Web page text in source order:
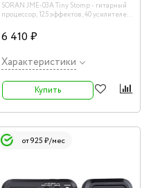
SORAN JME-03A Tiny Stomp - гитарный
процессор, 125 эффектов, 40 усилителей,
6 410 ₽
Характеристики
Купить
от 925 ₽/мес